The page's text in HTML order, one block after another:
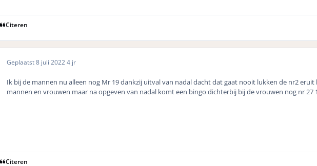
Citeren
Geplaatst8 juli 20224 jr
Ik bij de mannen nu alleen nog Mr 19 dankzij uitval van nadal dacht dat gaat nooit lukken de nr2 eruit
mannen en vrouwen maar na opgeven van nadal komt een bingo dichterbij bij de vrouwen nog nr 27
Citeren